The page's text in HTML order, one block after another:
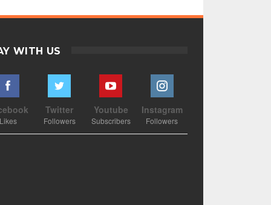
WITH US
Likes
Twitter
Followers
Youtube
Subscribers
Instagram
Followers